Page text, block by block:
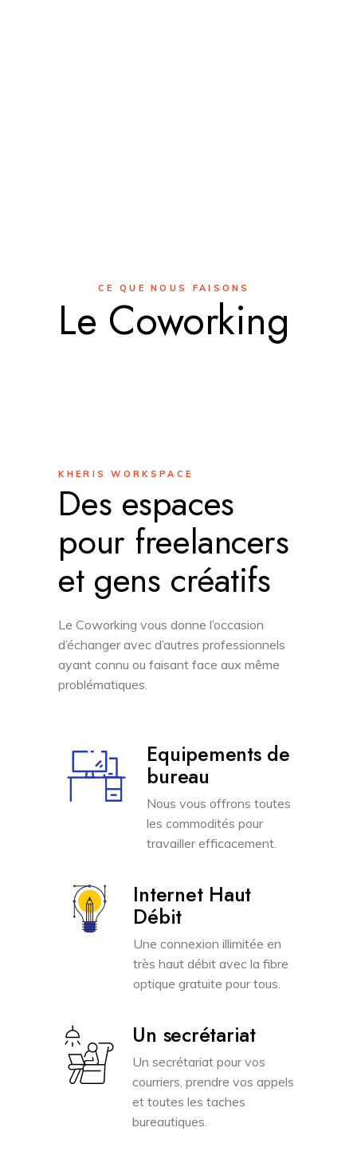
CE QUE NOUS FAISONS
Le Coworking
KHERIS WORKSPACE
Des espaces
pour freelancers
et gens créatifs
Le Coworking vous donne l’occasion
d’échanger avec d’autres professionnels
ayant connu ou faisant face aux même
problématiques.
Equipements de
bureau
Nous vous offrons toutes
les commodités pour
travailler efficacement.
Internet Haut
Débit
Une connexion illimitée en
très haut débit avec la fibre
optique gratuite pour tous.
Un secrétariat
Un secrétariat pour vos
courriers, prendre vos appels
et toutes les taches
bureautiques.